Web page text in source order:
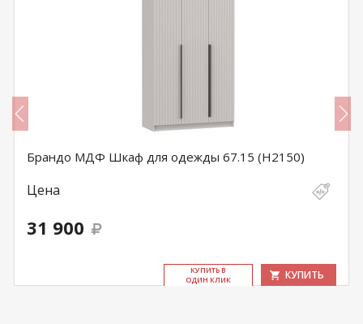
Брандо МДФ Шкаф для одежды 67.15 (Н2150)
Цена
31 900
КУ­ПИТЬ В
ОДИН КЛИК
КУПИТЬ